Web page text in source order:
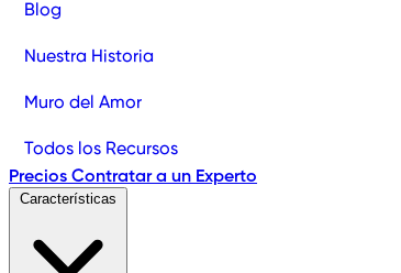
Blog
Nuestra Historia
Muro del Amor
Todos los Recursos
Precios Contratar a un Experto